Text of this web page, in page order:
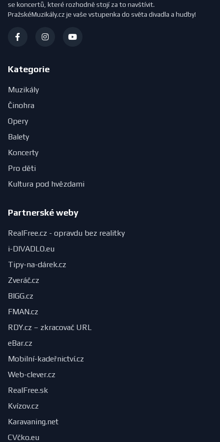
se koncertů, které rozhodně stojí za to navštívit.
PražskéMuzikály.cz je vaše vstupenka do světa divadla a hudby!
Kategorie
Muzikály
Činohra
Opery
Balety
Koncerty
Pro děti
Kultura pod hvězdami
Partnerské weby
RealFree.cz - opravdu bez realitky
i-DIVADLO.eu
Tipy-na-dárek.cz
Zveráč.cz
BIGG.cz
FMAN.cz
RDY.cz – zkracovač URL
eBar.cz
Mobilní-kadeřnictví.cz
Web-clever.cz
RealFree.sk
Kvízov.cz
Karavaning.net
CVčko.eu